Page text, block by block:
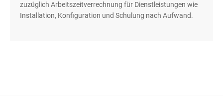
zuzüglich Arbeitszeitverrechnung für Dienstleistungen wie
Installation, Konfiguration und Schulung nach Aufwand.